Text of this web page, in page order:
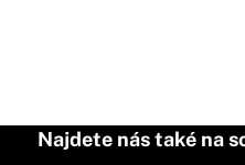
Najdete nás také na